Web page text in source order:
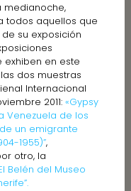
medianoche,
todos aquellos que
su exposición
exhiben en este
dos muestras
Internacional
2011: «Gypsy
Venezuela de los
un emigrante
1955)”,
otro, la
Belén del Museo